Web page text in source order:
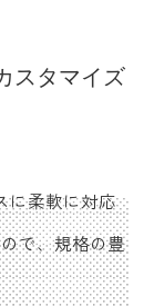
スタマイズ
に柔軟に対応
で、規格の豊